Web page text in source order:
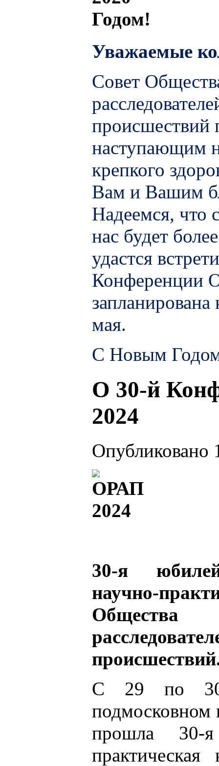
Уважаемые
Совет
происшествий
наступающим
крепкого
Вам и Вашим
Надеемся, что
нас будет
удастся
Конференции
мая.
С Новым
О 30-й
2024
Опубликовано
30-я
научно-
С 29 по
подмосковном
прошла 30-